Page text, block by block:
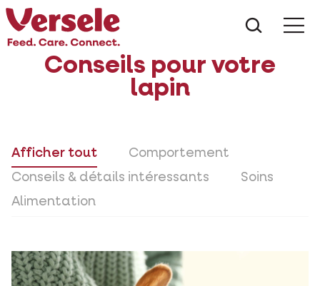
Conseils pour votre
lapin
Afficher tout
Comportement
Conseils & détails intéressants
Soins
Alimentation